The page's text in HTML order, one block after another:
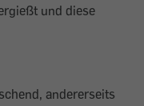
und diese
andererseits